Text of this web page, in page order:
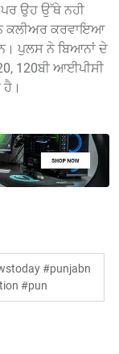
ਪਰ ਉਹ ਉੱਥੇ ਨਹੀ
ਕਲੀਅਰ ਕਰਵਾਇਆ
ਪੁਲਸ ਨੇ ਬਿਆਨਾਂ ਦੇ
120ਬੀ ਆਈਪੀਸੀ
ਹੈ।
#punjabn
#pun